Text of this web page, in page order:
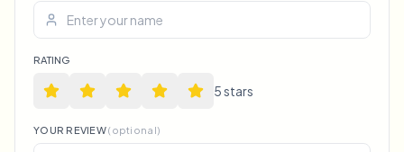
RATING
5stars
YOUR REVIEW(optional)